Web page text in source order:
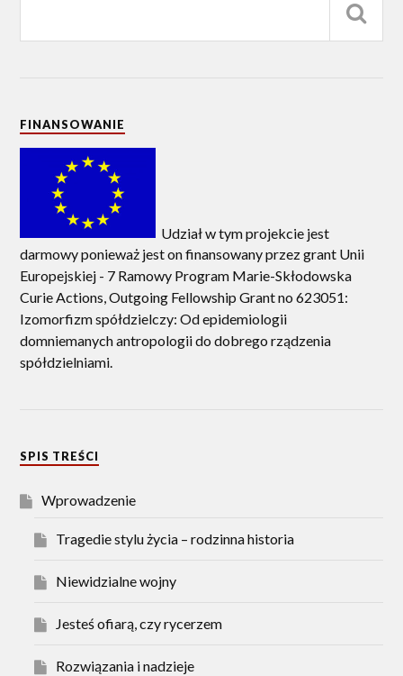
FINANSOWANIE
Udział w tym projekcie jest
darmowy ponieważ jest on finansowany przez grant Unii
Europejskiej - 7 Ramowy Program Marie-Skłodowska
Curie Actions, Outgoing Fellowship Grant no 623051:
Izomorfizm spółdzielczy: Od epidemiologii
domniemanych antropologii do dobrego rządzenia
spółdzielniami.
SPIS TREŚCI
Wprowadzenie
Tragedie stylu życia – rodzinna historia
Niewidzialne wojny
Jesteś ofiarą, czy rycerzem
Rozwiązania i nadzieje